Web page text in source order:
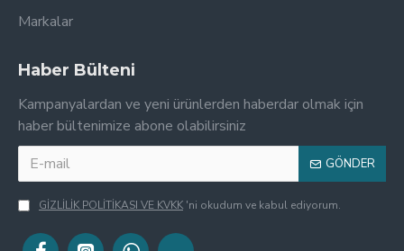
Markalar
Haber Bülteni
Kampanyalardan ve yeni ürünlerden haberdar olmak için
haber bültenimize abone olabilirsiniz
GÖNDER
GİZLİLİK POLİTİKASI VE KVKK 'ni okudum ve kabul ediyorum.